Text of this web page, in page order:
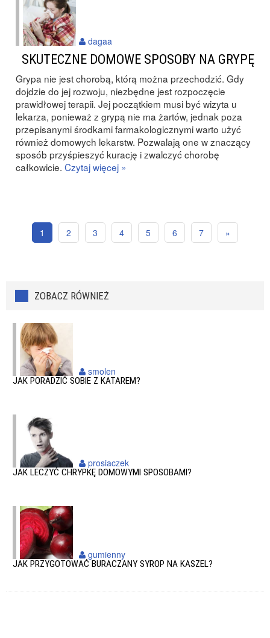
SKUTECZNE DOMOWE SPOSOBY NA GRYPĘ
Grypa nie jest chorobą, którą można przechodzić. Gdy
dojdzie do jej rozwoju, niezbędne jest rozpoczęcie
prawidłowej terapii. Jej początkiem musi być wizyta u
lekarza, ponieważ z grypą nie ma żartów, jednak poza
przepisanymi środkami farmakologicznymi warto użyć
również domowych lekarstw. Pozwalają one w znaczący
sposób przyśpieszyć kurację i zwalczyć chorobę
całkowicie. Czytaj więcej »
dagaa
1 2 3 4 5 6 7 »
ZOBACZ RÓWNIEŻ
JAK PORADZIĆ SOBIE Z KATAREM?
smolen
JAK LECZYĆ CHRYPKĘ DOMOWYMI SPOSOBAMI?
prosiaczek
JAK PRZYGOTOWAĆ BURACZANY SYROP NA KASZEL?
gumienny